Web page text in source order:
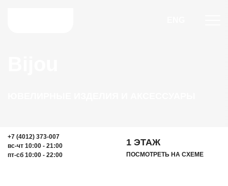
+7 (4012) 373-007
вс-чт 10:00 - 21:00
пт-сб 10:00 - 22:00
1 ЭТАЖ
ПОСМОТРЕТЬ НА СХЕМЕ